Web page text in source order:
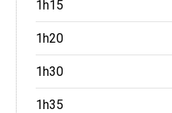
1h15
1h20
1h30
1h35